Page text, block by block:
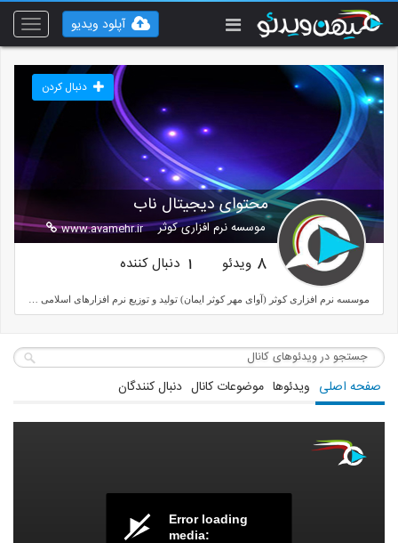
Toggle
آپلود ویدیو
محتوای دیجیتال ناب
موسسه نرم افزاری کوثر www.avamehr.ir
دنبال کردن
8 ویدئو 1 دنبال کننده
صفحه اصلی ویدئوها موضوعات کانال دنبال کنندگان
Error loading
media: